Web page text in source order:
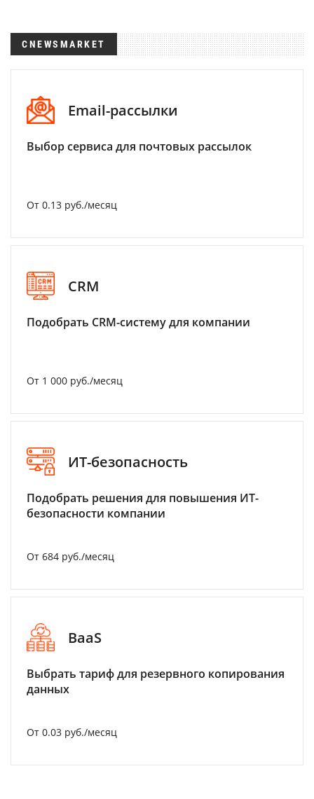
CNEWSMARKET
Email-рассылки
Выбор сервиса для почтовых рассылок
От 0.13 руб./месяц
CRM
Подобрать CRM-систему для компании
От 1 000 руб./месяц
ИТ-безопасность
Подобрать решения для повышения ИТ-
безопасности компании
От 684 руб./месяц
BaaS
Выбрать тариф для резервного копирования
данных
От 0.03 руб./месяц